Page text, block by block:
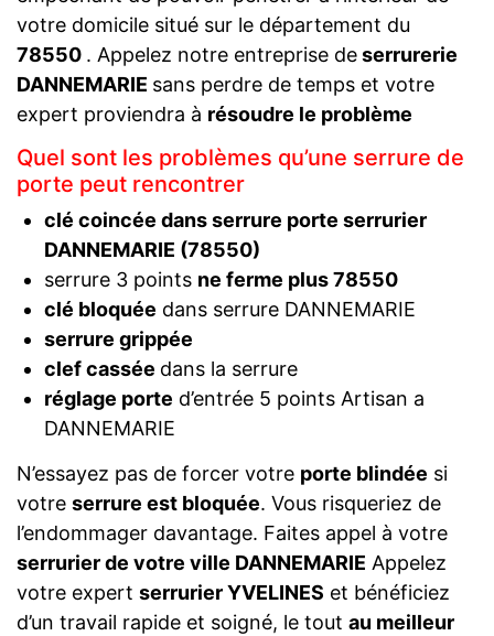
votre domicile situé sur le département du
78550 . Appelez notre entreprise deserrurerie
DANNEMARIE sans perdre de temps et votre
expert proviendra à résoudre le problème
Quel sont les problèmes qu’une serrure de
porte peut rencontrer
clé coincée dans serrure porte serrurier
DANNEMARIE (78550)
serrure 3 points ne ferme plus 78550
clé bloquée dans serrure DANNEMARIE
serrure grippée
clef cassée dans la serrure
réglage porte d’entrée 5 points Artisan a
DANNEMARIE
N’essayez pas de forcer votre porte blindée si
votre serrure est bloquée. Vous risqueriez de
l’endommager davantage. Faites appel à votre
serrurier de votre ville DANNEMARIE Appelez
votre expert serrurier YVELINES et bénéficiez
d’un travail rapide et soigné, le tout au meilleur